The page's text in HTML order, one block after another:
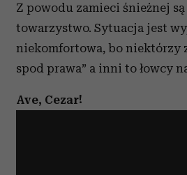
Z powodu zamieci śnieżnej
towarzystwo. Sytuacja jest
niekomfortowa, bo niektórzy
spod prawa” a inni to łowcy
Ave, Cezar!